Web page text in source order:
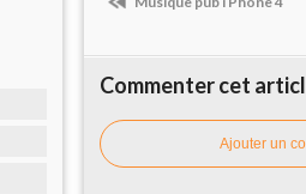
Commenter cet
Ajouter un